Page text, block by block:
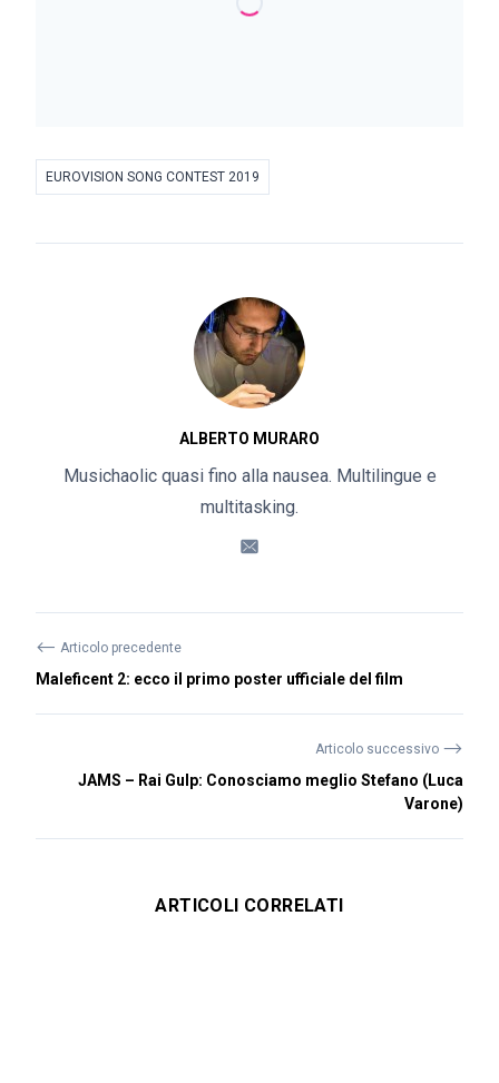
EUROVISION SONG CONTEST 2019
ALBERTO MURARO
Musichaolic quasi fino alla nausea. Multilingue e
multitasking.
⟵ Articolo precedente
Maleficent 2: ecco il primo poster ufficiale del film
Articolo successivo ⟶
JAMS – Rai Gulp: Conosciamo meglio Stefano (Luca
Varone)
ARTICOLI CORRELATI